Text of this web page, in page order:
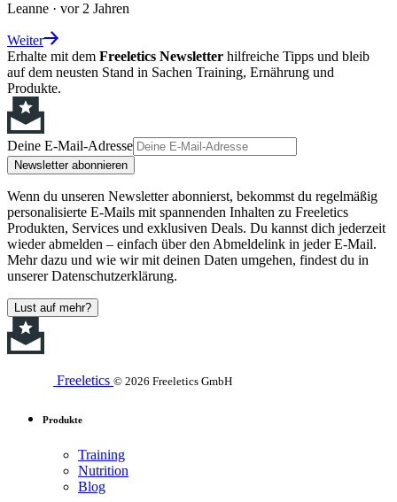
Leanne · vor 2 Jahren
Weiter
Erhalte mit dem Freeletics Newsletter hilfreiche Tipps und bleib
auf dem neusten Stand in Sachen Training, Ernährung und
Produkte.
Deine E-Mail-Adresse
Newsletter abonnieren
Wenn du unseren Newsletter abonnierst, bekommst du regelmäßig
personalisierte E-Mails mit spannenden Inhalten zu Freeletics
Produkten, Services und exklusiven Deals. Du kannst dich jederzeit
wieder abmelden – einfach über den Abmeldelink in jeder E-Mail.
Mehr dazu und wie wir mit deinen Daten umgehen, findest du in
unserer Datenschutzerklärung.
Lust auf mehr?
Freeletics © 2026 Freeletics GmbH
Produkte
Training
Nutrition
Blog